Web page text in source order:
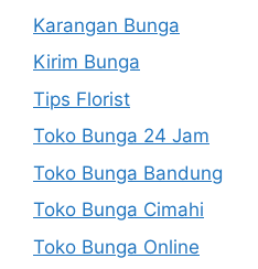
Karangan Bunga
Kirim Bunga
Tips Florist
Toko Bunga 24 Jam
Toko Bunga Bandung
Toko Bunga Cimahi
Toko Bunga Online